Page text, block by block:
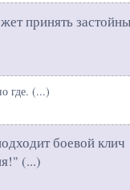
принять
где. (...)
боевой клич
(...)